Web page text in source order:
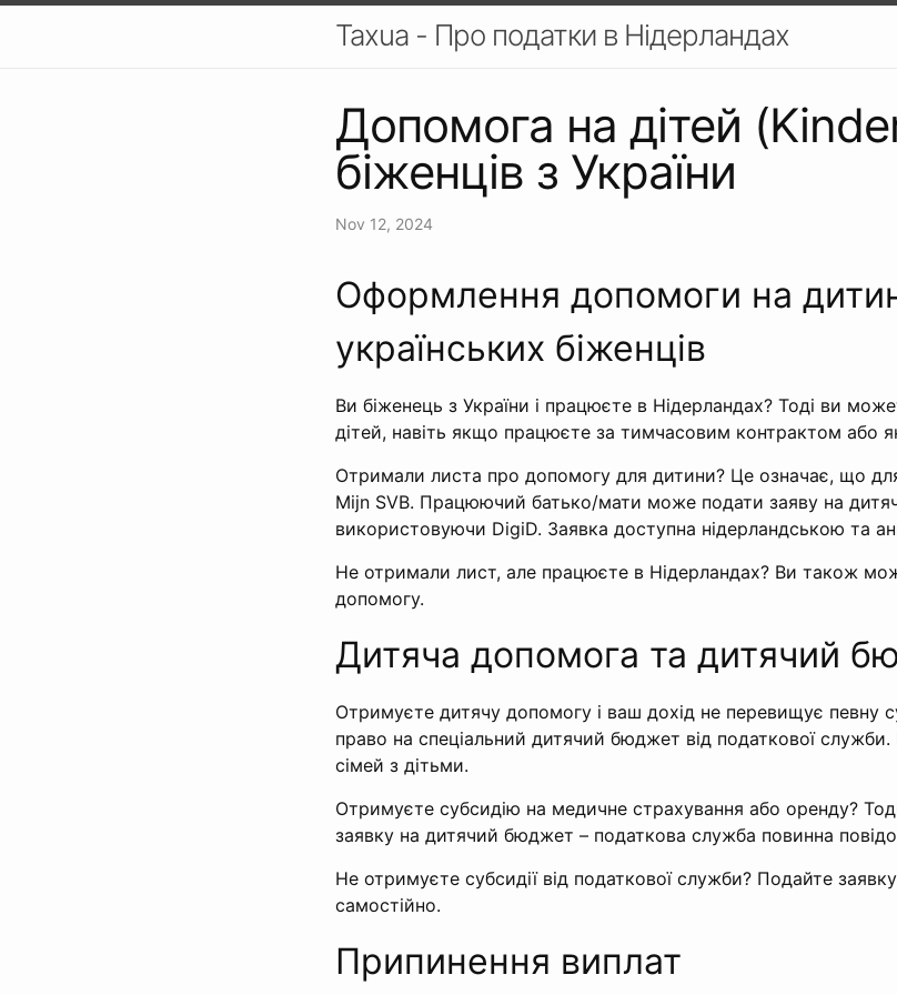
Taxua - Про податки в Нідерландах
Допомога на дітей
біженців з України
Nov 12, 2024
Оформлення допомоги на
українських біженців
Ви біженець з України і працюєте в Нідерландах? Тоді ви
дітей, навіть якщо працюєте за тимчасовим контрактом або
Отримали листа про допомогу для дитини? Це означає, що
Mijn SVB. Працюючий батько/мати може подати заяву на
використовуючи DigiD. Заявка доступна нідерландською та
Не отримали лист, але працюєте в Нідерландах? Ви також
допомогу.
Дитяча допомога та дитячий
Отримуєте дитячу допомогу і ваш дохід не перевищує певну
право на спеціальний дитячий бюджет від податкової
сімей з дітьми.
Отримуєте субсидію на медичне страхування або оренду?
заявку на дитячий бюджет – податкова служба повинна
Не отримуєте субсидії від податкової служби? Подайте
самостійно.
Припинення виплат